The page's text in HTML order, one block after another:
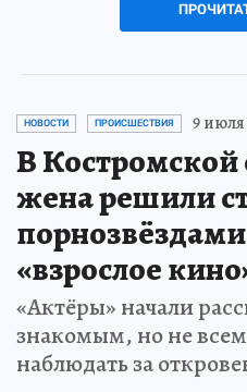
НОВОСТИ ПРОИСШЕСТВИЯ 9 июля
В
жена решили
«взрослое
«Актёры» начали
знакомым, но не
наблюдать за